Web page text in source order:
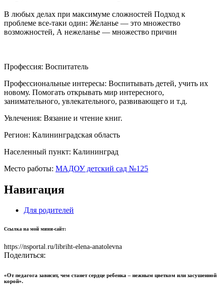
В любых делах при максимуме сложностей Подход к
проблеме все-таки один: Желанье — это множество
возможностей, А нежеланье — множество причин
Профессия: Воспитатель
Профессиональные интересы: Воспитывать детей, учить их
новому. Помогать открывать мир интересного,
занимательного, увлекательного, развивающего и т.д.
Увлечения: Вязание и чтение книг.
Регион: Калининградская область
Населенный пункт: Калининград
Место работы: МАДОУ детский сад №125
Навигация
Для родителей
Ссылка на мой мини-сайт:
https://nsportal.ru/libriht-elena-anatolevna
Поделиться:
«От педагога зависит, чем станет сердце ребенка – нежным цветком или засушенной
корой».